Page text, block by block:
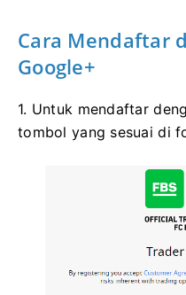
Cara Mendaftar
Google+
1. Untuk mendaftar
tombol yang sesuai di